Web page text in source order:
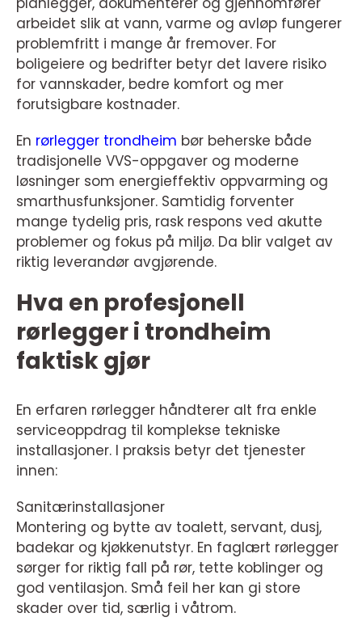
arbeidet slik at vann, varme og avløp fungerer
problemfritt i mange år fremover. For
boligeiere og bedrifter betyr det lavere risiko
for vannskader, bedre komfort og mer
forutsigbare kostnader.
En rørlegger trondheim bør beherske både
tradisjonelle VVS-oppgaver og moderne
løsninger som energieffektiv oppvarming og
smarthusfunksjoner. Samtidig forventer
mange tydelig pris, rask respons ved akutte
problemer og fokus på miljø. Da blir valget av
riktig leverandør avgjørende.
Hva en profesjonell
rørlegger i trondheim
faktisk gjør
En erfaren rørlegger håndterer alt fra enkle
serviceoppdrag til komplekse tekniske
installasjoner. I praksis betyr det tjenester
innen:
Sanitærinstallasjoner
Montering og bytte av toalett, servant, dusj,
badekar og kjøkkenutstyr. En faglært rørlegger
sørger for riktig fall på rør, tette koblinger og
god ventilasjon. Små feil her kan gi store
skader over tid, særlig i våtrom.